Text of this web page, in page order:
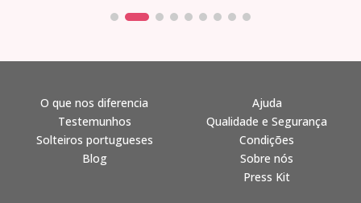
O que nos diferencia
Testemunhos
Solteiros portugueses
Blog
Ajuda
Qualidade e Segurança
Condições
Sobre nós
Press Kit